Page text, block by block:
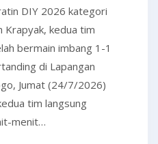
DIY 2026 kategori
Krapyak, kedua tim
bermain imbang 1-1
di Lapangan
Jumat (24/7/2026)
tim langsung
menit…